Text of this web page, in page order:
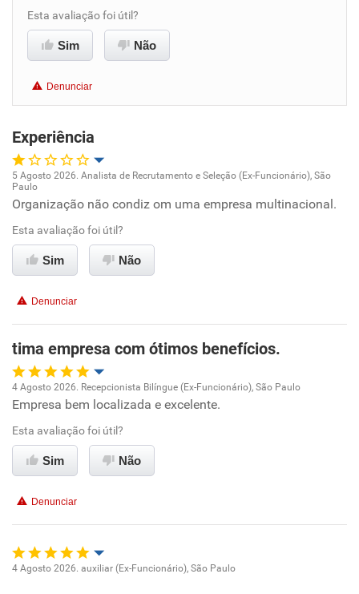
Conciliação com a vida familiar
Benefícios
Não recomenda esta empresa
Não recomenda a diretoria
Esta avaliação foi útil?
Sim Não
Denunciar
Experiência
Oportunidade de promoção
Ambiente de trabalho
Conciliação com a vida familiar
Não recomenda esta empresa
Recomenda a diretoria
5 Agosto 2026. Analista de Recrutamento e Seleção (Ex-Funcionário), São
Paulo
Organização não condiz om uma empresa multinacional.
Esta avaliação foi útil?
Sim Não
Denunciar
tima empresa com ótimos benefícios.
Oportunidade de promoção
Ambiente de trabalho
Benefícios
Recomenda esta empresa
4 Agosto 2026. Recepcionista Bilíngue (Ex-Funcionário), São Paulo
Empresa bem localizada e excelente.
Esta avaliação foi útil?
Sim Não
Denunciar
4 Agosto 2026. auxiliar (Ex-Funcionário), São Paulo